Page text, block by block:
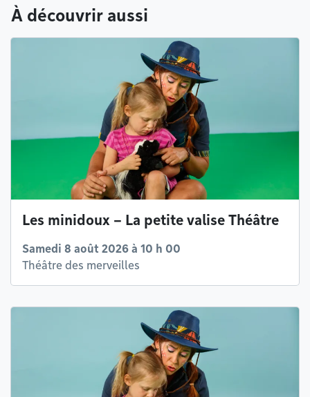
À découvrir aussi
Les minidoux – La petite valise Théâtre
Samedi 8 août 2026 à 10 h 00
Théâtre des merveilles